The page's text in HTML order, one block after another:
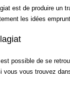
est de produire un
les idées
possible de se
vous vous trouvez